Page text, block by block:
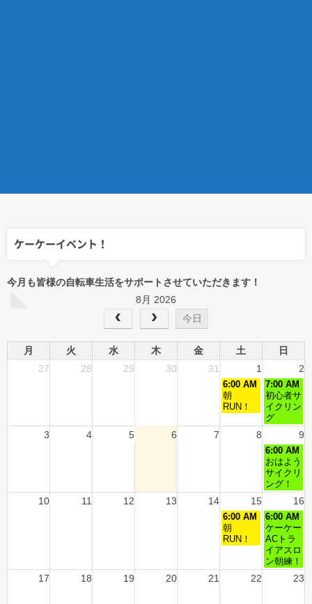
ケーケーイベント！
今月も皆様の自転車生活をサポートさせていただきます！
8月 2026
今日
月 火 水 木 金 土
日
27
28 29 30 31 1 2
6:00 AM
朝
RUN！
7:00 AM
初心者サ
イクリン
グ
3 4 5 6 7 8 9
6:00 AM
おはよう
サイクリ
ング！
10 11 12 13 14 15 16
6:00 AM
朝
RUN！
6:00 AM
ケーケー
ACトラ
イアスロ
ン朝練！
17 18 19 20 21 22 23